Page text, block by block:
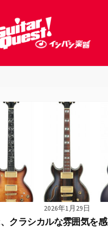
2026年1月29日
クラシカルな雰囲気を